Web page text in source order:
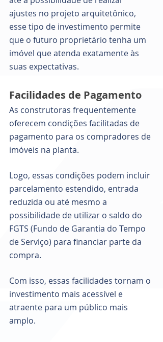
ajustes no projeto arquitetônico,
esse tipo de investimento permite
que o futuro proprietário tenha um
imóvel que atenda exatamente às
suas expectativas.
Facilidades de Pagamento
As construtoras frequentemente
oferecem condições facilitadas de
pagamento para os compradores de
imóveis na planta.
Logo, essas condições podem incluir
parcelamento estendido, entrada
reduzida ou até mesmo a
possibilidade de utilizar o saldo do
FGTS (Fundo de Garantia do Tempo
de Serviço) para financiar parte da
compra.
Com isso, essas facilidades tornam o
investimento mais acessível e
atraente para um público mais
amplo.